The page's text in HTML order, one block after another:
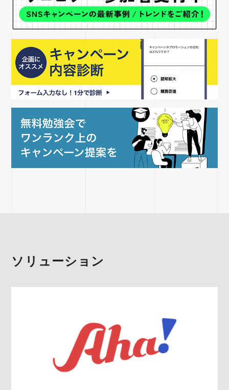
ソリューション